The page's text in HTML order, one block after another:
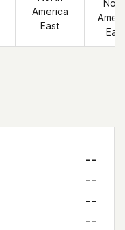
America
East
East
--
--
--
--